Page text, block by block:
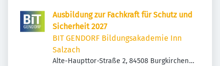
Ausbildung zur Fachkraft für Schutz und
Sicherheit 2027
BIT GENDORF Bildungsakademie Inn
Salzach
Alte-Haupttor-Straße 2, 84508 Burgkirchen